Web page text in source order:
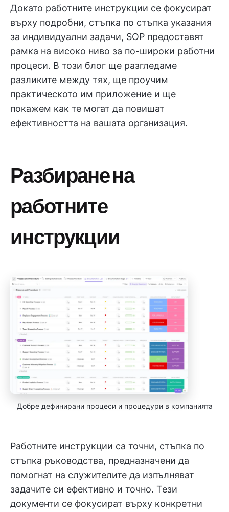
Докато работните инструкции се фокусират
върху подробни, стъпка по стъпка указания
за индивидуални задачи, SOP предоставят
рамка на високо ниво за по-широки работни
процеси. В този блог ще разгледаме
разликите между тях, ще проучим
практическото им приложение и ще
покажем как те могат да повишат
ефективността на вашата организация.
Разбиране на
работните
инструкции
Добре дефинирани процеси и процедури в компанията
Работните инструкции са точни, стъпка по
стъпка ръководства, предназначени да
помогнат на служителите да изпълняват
задачите си ефективно и точно. Тези
документи се фокусират върху конкретни